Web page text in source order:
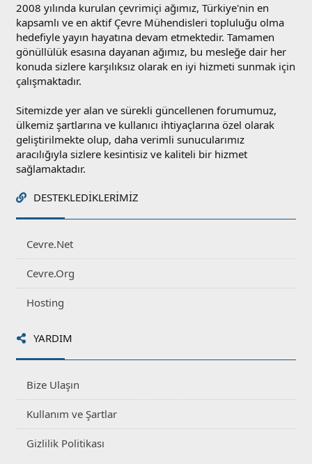
2008 yılında kurulan çevrimiçi ağımız, Türkiye'nin en
kapsamlı ve en aktif Çevre Mühendisleri topluluğu olma
hedefiyle yayın hayatına devam etmektedir. Tamamen
gönüllülük esasına dayanan ağımız, bu mesleğe dair her
konuda sizlere karşılıksız olarak en iyi hizmeti sunmak için
çalışmaktadır.
Sitemizde yer alan ve sürekli güncellenen forumumuz,
ülkemiz şartlarına ve kullanıcı ihtiyaçlarına özel olarak
geliştirilmekte olup, daha verimli sunucularımız
aracılığıyla sizlere kesintisiz ve kaliteli bir hizmet
sağlamaktadır.
DESTEKLEDIKLERIMIZ
Cevre.Net
Cevre.Org
Hosting
YARDIM
Bize Ulaşın
Kullanım ve Şartlar
Gizlilik Politikası